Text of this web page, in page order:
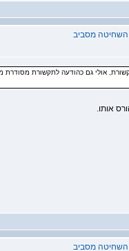
השחיטה מסביב
אולי גם כהודעה לתקשורת מסודרת
אותו.
השחיטה מסביב